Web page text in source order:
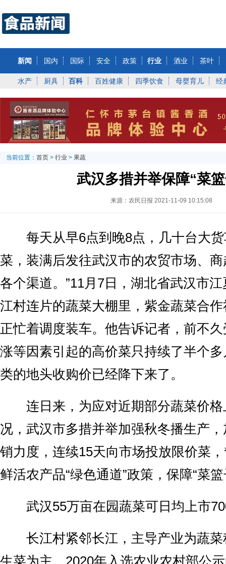
新闻 国内 国际 安全 政策 行业 酒业 茶叶
水产 厨具 百科 百姓健康 四季饮食 母婴育儿 经
当前位置： 首页 > 行业 > 果蔬
武汉多措并举保障“菜
来源：农民日报 2021-11-09 10:15:08
每天从早6点到晚8点，几十台大货
菜，装满后发往武汉市的农贸市场、
各个渠道。”11月7日，湖北省武汉市
江村连片的蔬菜大棚里，紫金蔬菜合
正忙着调度装车。他告诉记者，前不
涨等因素引起的高价菜只持续了半个
类的地头收购价已经降下来了。
连日来，为应对近期部分蔬菜价格
况，武汉市多措并举加强秋冬播生产
销力度，连续15天向市场投放限价菜
鲜活农产品“绿色通道”政策，保障“菜
武汉55万亩在园蔬菜可日均上市
长江村紧邻长江，主导产业为蔬菜
生菜为主，2020年入选农业农村部公